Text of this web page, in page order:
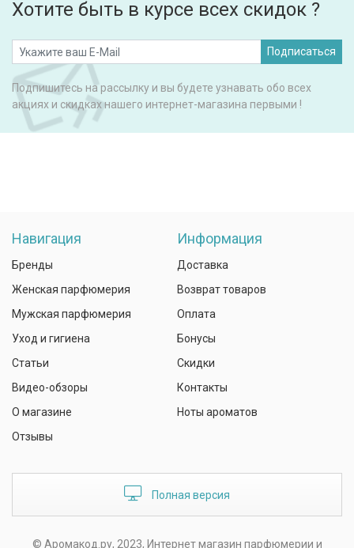
Хотите быть в курсе всех скидок ?
Подписаться
Подпишитесь на рассылку и вы будете узнавать обо всех
акциях и скидках нашего интернет-магазина первыми !
Навигация
Бренды
Женская парфюмерия
Мужская парфюмерия
Уход и гигиена
Статьи
Видео-обзоры
О магазине
Отзывы
Информация
Доставка
Возврат товаров
Оплата
Бонусы
Скидки
Контакты
Ноты ароматов
Полная версия
© Аромакод.ру, 2023, Интернет магазин парфюмерии и